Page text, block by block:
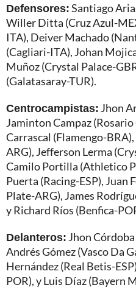
Defensores:Santiago
Willer Ditta (Cruz Azul-
ITA), Deiver Machado
(Cagliari-ITA), Johan
Muñoz (Crystal Palace-
(Galatasaray-TUR).
Centrocampistas: Jhon
Jaminton Campaz
Carrascal (Flamengo-
ARG), Jefferson Lerma
Camilo Portilla (Athletico
Puerta (Racing-ESP),
Plate-ARG), James
y Richard Ríos (Benfica-
Delanteros: Jhon
Andrés Gómez (Vasco Da
Hernández (Real Betis-
POR), y Luis Díaz (Bayern